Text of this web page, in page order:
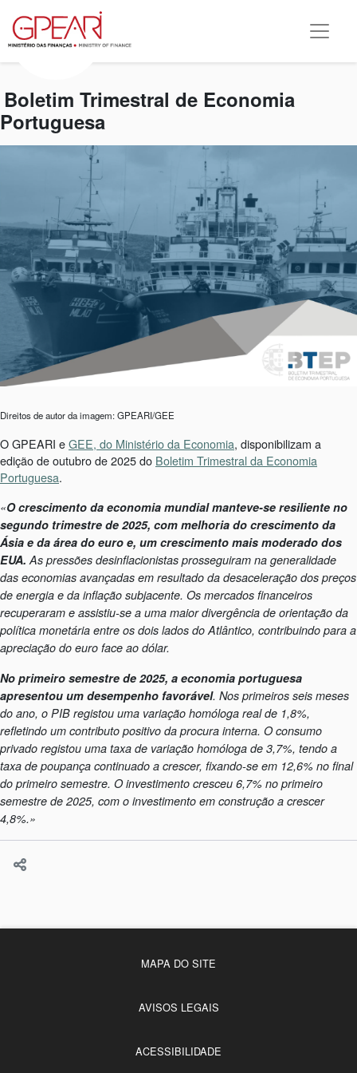
Boletim Trimestral de Economia
Portuguesa
Direitos de autor da imagem: GPEARI/GEE
O GPEARI eGEE, do Ministério da Economia, disponibilizam a
edição de outubro de 2025 do Boletim Trimestral da Economia
Portuguesa.
«O crescimento da economia mundial manteve-se resiliente no
segundo trimestre de 2025, com melhoria do crescimento da
Ásia e da área do euro e, um crescimento mais moderado dos
EUA. As pressões desinflacionistas prosseguiram na generalidade
das economias avançadas em resultado da desaceleração dos preços
de energia e da inflação subjacente. Os mercados financeiros
recuperaram e assistiu-se a uma maior divergência de orientação da
política monetária entre os dois lados do Atlântico, contribuindo para a
apreciação do euro face ao dólar.
No primeiro semestre de 2025, a economia portuguesa
apresentou um desempenho favorável. Nos primeiros seis meses
do ano, o PIB registou uma variação homóloga real de 1,8%,
refletindo um contributo positivo da procura interna. O consumo
privado registou uma taxa de variação homóloga de 3,7%, tendo a
taxa de poupança continuado a crescer, fixando-se em 12,6% no final
do primeiro semestre. O investimento cresceu 6,7% no primeiro
semestre de 2025, com o investimento em construção a crescer
4,8%.»
MAPA DO SITE
AVISOS LEGAIS
ACESSIBILIDADE